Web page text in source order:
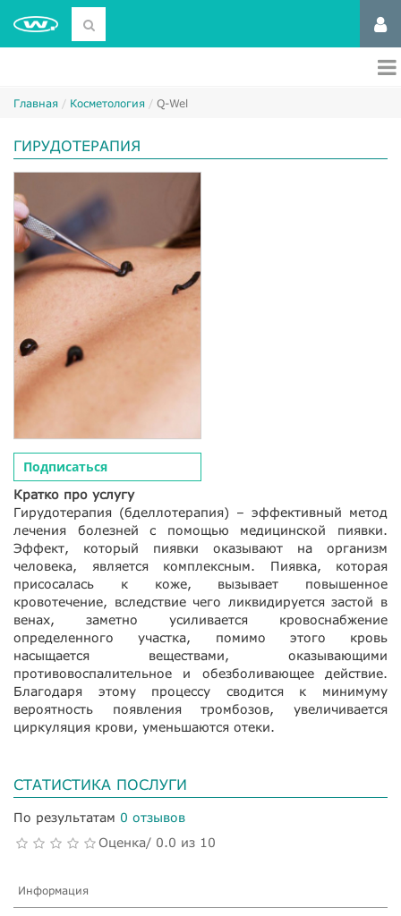
Главная Косметология Q-Wel
ГИРУДОТЕРАПИЯ
Подписаться
Кратко про услугу
Гирудотерапия (бделлотерапия) – эффективный метод
лечения болезней с помощью медицинской пиявки.
Эффект, который пиявки оказывают на организм
человека, является комплексным. Пиявка, которая
присосалась к коже, вызывает повышенное
кровотечение, вследствие чего ликвидируется застой в
венах, заметно усиливается кровоснабжение
определенного участка, помимо этого кровь
насыщается веществами, оказывающими
противовоспалительное и обезболивающее действие.
Благодаря этому процессу сводится к минимуму
вероятность появления тромбозов, увеличивается
циркуляция крови, уменьшаются отеки.
СТАТИСТИКА ПОСЛУГИ
По результатам 0 отзывов
Оценка/ 0.0 из 10
Информация